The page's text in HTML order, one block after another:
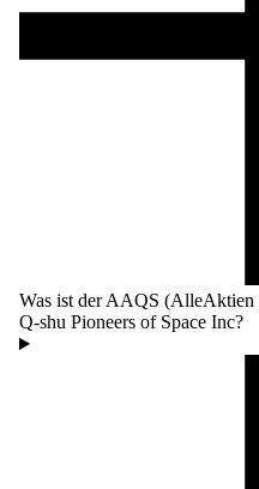
Was ist der AAQS (AlleAktien
Q-shu Pioneers of Space Inc?